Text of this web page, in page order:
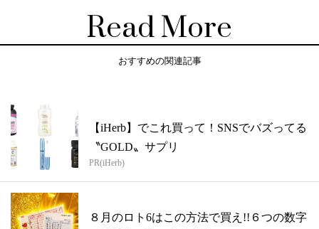
Read More
おすすめの関連記事
【iHerb】でこれ買って！SNSでバズってる
〝GOLD〟サプリ
PR(iHerb)
８月のロト6はこの方法で買え!!６つの数字